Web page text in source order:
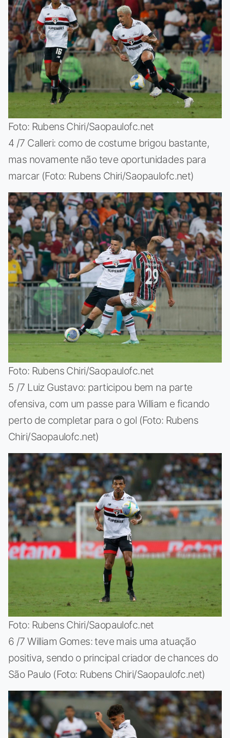
Foto: Rubens Chiri/Saopaulofc.net
4 /7 Calleri: como de costume brigou bastante,
mas novamente não teve oportunidades para
marcar (Foto: Rubens Chiri/Saopaulofc.net)
Foto: Rubens Chiri/Saopaulofc.net
5 /7 Luiz Gustavo: participou bem na parte
ofensiva, com um passe para William e ficando
perto de completar para o gol (Foto: Rubens
Chiri/Saopaulofc.net)
Foto: Rubens Chiri/Saopaulofc.net
6 /7 William Gomes: teve mais uma atuação
positiva, sendo o principal criador de chances do
São Paulo (Foto: Rubens Chiri/Saopaulofc.net)